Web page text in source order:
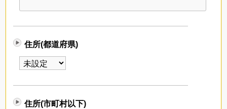
住所(都道府県)
住所(市町村以下)